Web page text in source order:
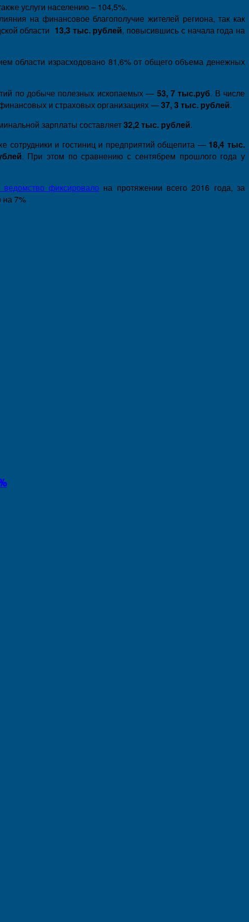
услуги населению – 104,5%.
на финансовое благополучие жителей региона, так как
области 13,3 тыс. рублей, повысившись с начала года на
области израсходовано 81,6% от общего объема денежных
по добыче полезных ископаемых — 53, 7 тыс.руб. В числе
и страховых организациях —37, 3 тыс. рублей.
зарплаты составляет32,2 тыс. рублей.
сотрудники и гостиниц и предприятий общепита — 18,4 тыс.
. При этом по сравнению с сентябрем прошлого года у
ведомство фиксировало на протяжении всего 2016 года, за
на 7%